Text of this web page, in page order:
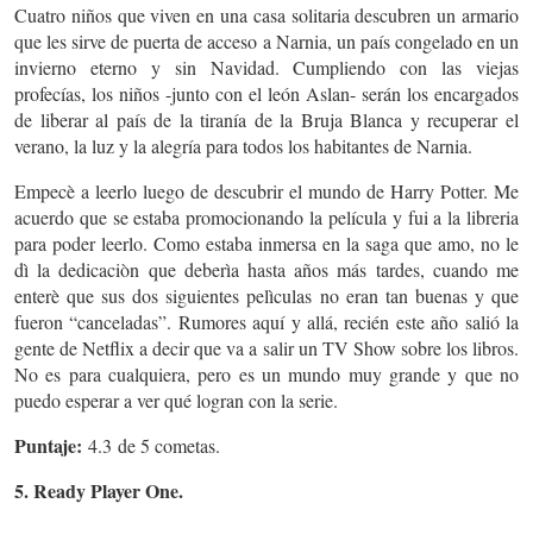
Cuatro niños que viven en una casa solitaria descubren un armario
que les sirve de puerta de acceso a Narnia, un país congelado en un
invierno eterno y sin Navidad. Cumpliendo con las viejas
profecías, los niños -junto con el león Aslan- serán los encargados
de liberar al país de la tiranía de la Bruja Blanca y recuperar el
verano, la luz y la alegría para todos los habitantes de Narnia.
Empecè a leerlo luego de descubrir el mundo de Harry Potter. Me
acuerdo que se estaba promocionando la película y fui a la libreria
para poder leerlo. Como estaba inmersa en la saga que amo, no le
dì la dedicaciòn que deberìa hasta años más tardes, cuando me
enterè que sus dos siguientes pelìculas no eran tan buenas y que
fueron “canceladas”. Rumores aquí y allá, recién este año salió la
gente de Netflix a decir que va a salir un TV Show sobre los libros.
No es para cualquiera, pero es un mundo muy grande y que no
puedo esperar a ver qué logran con la serie.
Puntaje: 4.3 de 5 cometas.
5. Ready Player One.